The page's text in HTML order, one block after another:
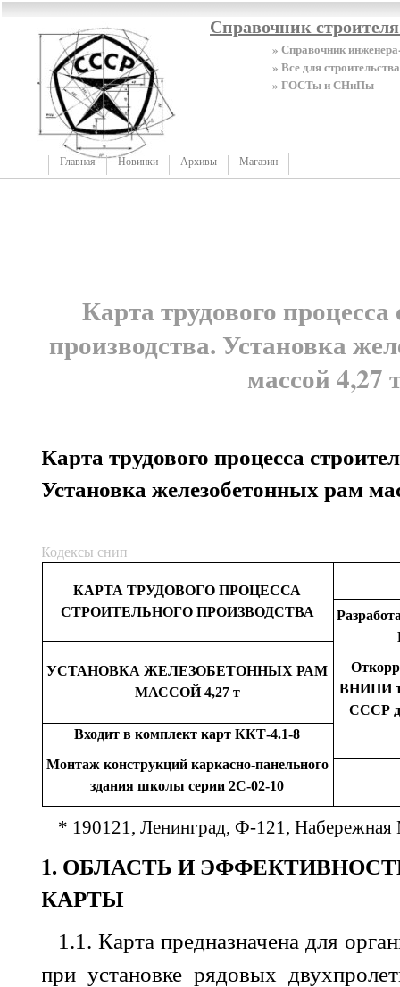
Справочник
» Справочник
» Все для строительства
» ГОСТы и СНиПы
Главная Новинки Архивы Магазин
Карта трудового процесса
производства. Установка
массой 4,27
Карта трудового процесса
Установка железобетонных рам
Кодексы снип
КАРТА ТРУДОВОГО ПРОЦЕССА
СТРОИТЕЛЬНОГО ПРОИЗВОДСТВА
ВНИПИ
СССР
УСТАНОВКА ЖЕЛЕЗОБЕТОННЫХ РАМ
МАССОЙ4,27 т
Входит в комплект карт ККТ-4.1-8
Монтаж конструкций каркасно-панельного
здания школы серии 2С-02-10
* 190121, Ленинград, Ф-121,
1. ОБЛАСТЬ И
КАРТЫ
1.1 .Карта предназначена для
при установке рядовых